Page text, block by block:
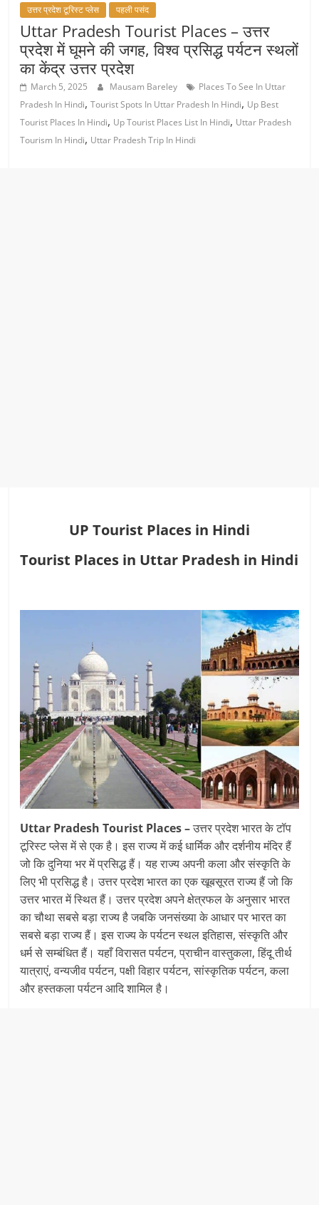
उत्तर प्रदेश टूरिस्ट प्लेस पहली पसंद
Uttar Pradesh Tourist Places – उत्तर
प्रदेश में घूमने की जगह, विश्व प्रसिद्ध पर्यटन स्थलों
का केंद्र उत्तर प्रदेश
March 5, 2025 Mausam Bareley
Places To See In Uttar
Pradesh In Hindi,Tourist Spots In Uttar Pradesh In Hindi, Up Best
Tourist Places In Hindi, Up Tourist Places List In Hindi, Uttar Pradesh
Tourism In Hindi, Uttar Pradesh Trip In Hindi
UP Tourist Places in Hindi
Tourist Places in Uttar Pradesh in Hindi
Uttar Pradesh Tourist Places –उत्तर प्रदेश भारत के टॉप
टूरिस्ट प्लेस में से एक है। इस राज्य में कई धार्मिक और दर्शनीय मंदिर हैं
जो कि दुनिया भर में प्रसिद्ध हैं। यह राज्य अपनी कला और संस्कृति के
लिए भी प्रसिद्ध है। उत्तर प्रदेश भारत का एक खूबसूरत राज्य हैं जो कि
उत्तर भारत में स्थित हैं। उत्तर प्रदेश अपने क्षेत्रफल के अनुसार भारत
का चौथा सबसे बड़ा राज्य है जबकि जनसंख्या के आधार पर भारत का
सबसे बड़ा राज्य हैं। इस राज्य के पर्यटन स्थल इतिहास, संस्कृति और
धर्म से सम्बंधित हैं। यहाँ विरासत पर्यटन, प्राचीन वास्तुकला, हिंदू तीर्थ
यात्राएं, वन्यजीव पर्यटन, पक्षी विहार पर्यटन, सांस्कृतिक पर्यटन, कला
और हस्तकला पर्यटन आदि शामिल है।